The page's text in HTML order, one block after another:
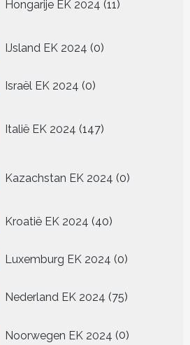
Hongarije EK 2024 11
producten
IJsland EK 2024 00
Israël EK 2024 00
Italië EK 2024 147
producten
Kazachstan EK 2024 0
producten
Kroatië EK 2024 4040
Luxemburg EK 2024 00
Nederland EK 2024 7575
Noorwegen EK 2024 00